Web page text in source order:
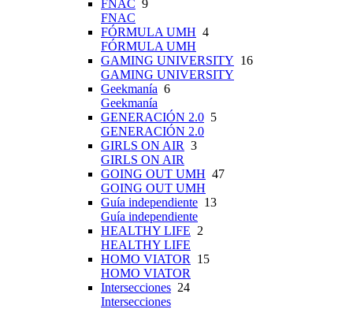
FNAC 9
FNAC
FÓRMULA UMH 4
FÓRMULA UMH
GAMING UNIVERSITY 16
GAMING UNIVERSITY
Geekmanía 6
Geekmanía
GENERACIÓN 2.0 5
GENERACIÓN 2.0
GIRLS ON AIR 3
GIRLS ON AIR
GOING OUT UMH 47
GOING OUT UMH
Guía independiente 13
Guía independiente
HEALTHY LIFE 2
HEALTHY LIFE
HOMO VIATOR
15
HOMO VIATOR
Intersecciones 24
Intersecciones